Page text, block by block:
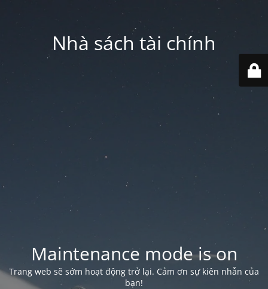
Nhà sách tài chính
Maintenance mode is on
Trang web sẽ sớm hoạt động trở lại. Cảm ơn sự kiên nhẫn của
bạn!